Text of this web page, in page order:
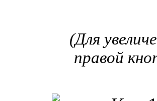
(Для
правой